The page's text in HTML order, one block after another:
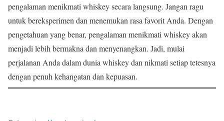
pengalaman menikmati whiskey secara langsung. Jangan ragu
untuk bereksperimen dan menemukan rasa favorit Anda. Dengan
pengetahuan yang benar, pengalaman menikmati whiskey akan
menjadi lebih bermakna dan menyenangkan. Jadi, mulai
perjalanan Anda dalam dunia whiskey dan nikmati setiap tetesnya
dengan penuh kehangatan dan kepuasan.